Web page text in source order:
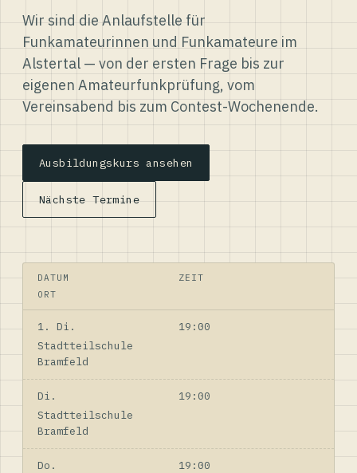
Wir sind die Anlaufstelle für
Funkamateurinnen und Funkamateure im
Alstertal — von der ersten Frage bis zur
eigenen Amateurfunkprüfung, vom
Vereinsabend bis zum Contest-Wochenende.
Ausbildungskurs ansehen
Nächste Termine
DATUM
ZEIT
ORT
1. Di.
19:00
Stadtteilschule
Bramfeld
Di.
19:00
Stadtteilschule
Bramfeld
Do.
19:00